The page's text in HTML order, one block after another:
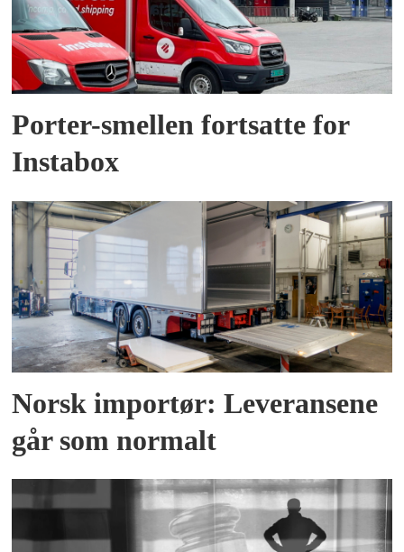
Porter-smellen fortsatte for
Instabox
Norsk importør: Leveransene
går som normalt